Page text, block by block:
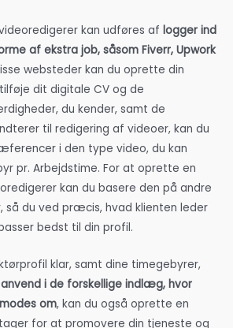
kan udføres af logger ind
af ekstra job, såsom Fiverr, Upwork
websteder kan du oprette din
dit digitale CV og de
du kender, samt de
til redigering af videoer, kan du
i den type video, du kan
pr. Arbejdstime. For at oprette en
kan du basere den på andre
så du ved præcis, hvad klienten leder
bedst til din profil.
klar, samt dine timegebyrer,
anvend i de forskellige indlæg, hvor
om, kan du også oprette en
for at promovere din tjeneste og